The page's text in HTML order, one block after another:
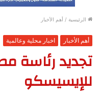
الرئيسية / أهم الأخبار
أهم الأخبار اخبار محلية وعالمية
تجديد رئاسة
للإيسيسكو